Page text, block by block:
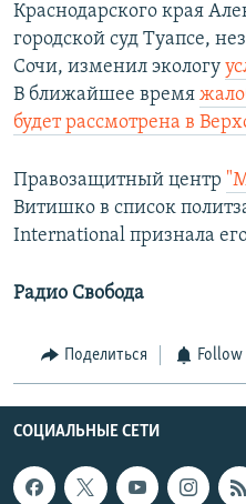
Краснодарского края
городской суд Туапсе,
Сочи, изменил экологу
В ближайшее время
будет рассмотрена в
Правозащитный центр
Витишко в список
International признала
Радио Свобода
Поделиться Follow
СОЦИАЛЬНЫЕ СЕТИ